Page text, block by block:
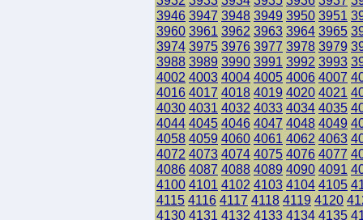
3946 3947 3948 3949 3950 3951
3960 3961 3962 3963 3964 3965
3974 3975 3976 3977 3978 3979
3988 3989 3990 3991 3992 3993
4002 4003 4004 4005 4006 4007
4016 4017 4018 4019 4020 4021
4030 4031 4032 4033 4034 4035
4044 4045 4046 4047 4048 4049
4058 4059 4060 4061 4062 4063
4072 4073 4074 4075 4076 4077
4086 4087 4088 4089 4090 4091
4100 4101 4102 4103 4104 4105
4115 4116 4117 4118 4119 4120
4130 4131 4132 4133 4134 4135